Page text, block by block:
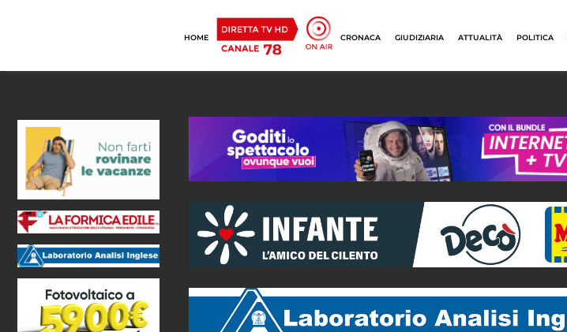
HOME CRONACA GIUDIZIARIA ATTUALITÀ POLITICA